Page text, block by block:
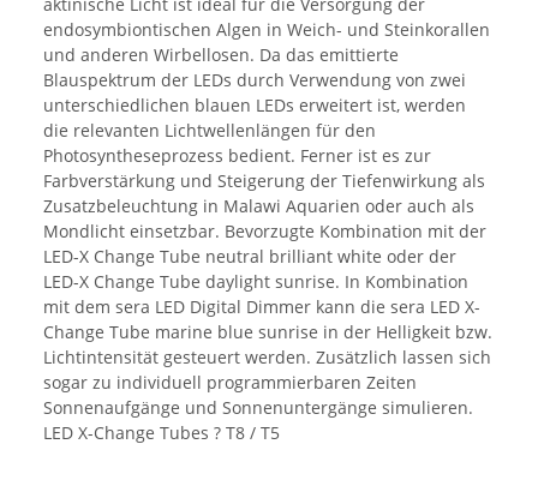
endosymbiontischen Algen in Weich- und Steinkorallen
und anderen Wirbellosen. Da das emittierte
Blauspektrum der LEDs durch Verwendung von zwei
unterschiedlichen blauen LEDs erweitert ist, werden
die relevanten Lichtwellenlängen für den
Photosyntheseprozess bedient. Ferner ist es zur
Farbverstärkung und Steigerung der Tiefenwirkung als
Zusatzbeleuchtung in Malawi Aquarien oder auch als
Mondlicht einsetzbar. Bevorzugte Kombination mit der
LED-X Change Tube neutral brilliant white oder der
LED-X Change Tube daylight sunrise. In Kombination
mit dem sera LED Digital Dimmer kann die sera LED X-
Change Tube marine blue sunrise in der Helligkeit bzw.
Lichtintensität gesteuert werden. Zusätzlich lassen sich
sogar zu individuell programmierbaren Zeiten
Sonnenaufgänge und Sonnenuntergänge simulieren.
LED X-Change Tubes ? T8 / T5